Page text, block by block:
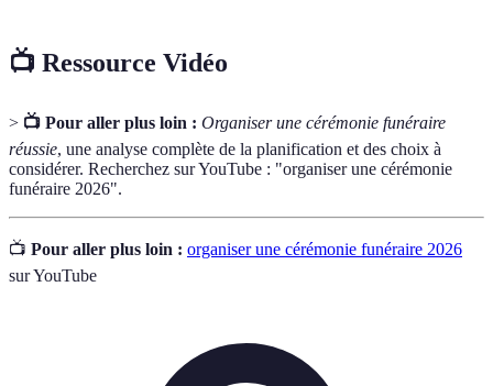
📺 Ressource Vidéo
> 📺 Pour aller plus loin : Organiser une cérémonie funéraire
réussie, une analyse complète de la planification et des choix à
considérer. Recherchez sur YouTube : "organiser une cérémonie
funéraire 2026".
📺 Pour aller plus loin : organiser une cérémonie funéraire 2026
sur YouTube